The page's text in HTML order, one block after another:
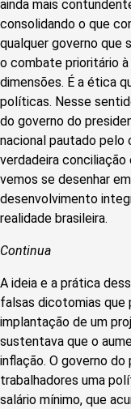
ainda mais
consolidando o que
qualquer governo que
o combate prioritário
dimensões. É a ética
políticas. Nesse
do governo do
nacional pautado pelo
verdadeira
vemos se desenhar
desenvolvimento
realidade brasileira.
Continua
A ideia e a prática
falsas dicotomias que
implantação de um
sustentava que o
inflação. O governo
trabalhadores uma
salário mínimo, que